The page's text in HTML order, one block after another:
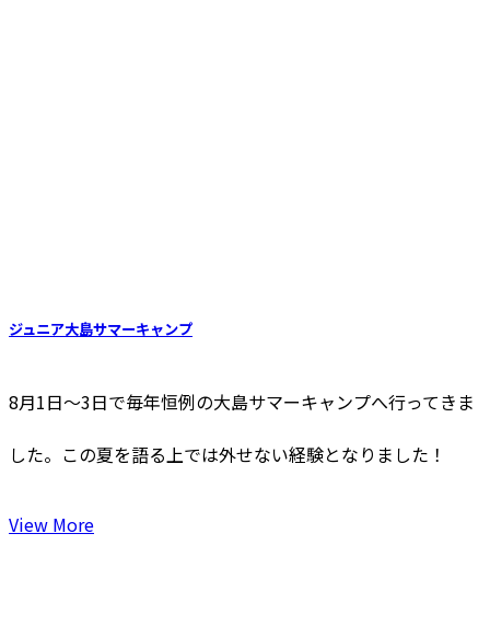
ジュニア大島サマーキャンプ
8月1日〜3日で毎年恒例の大島サマーキャンプへ行ってきま
した。この夏を語る上では外せない経験となりました！
View More